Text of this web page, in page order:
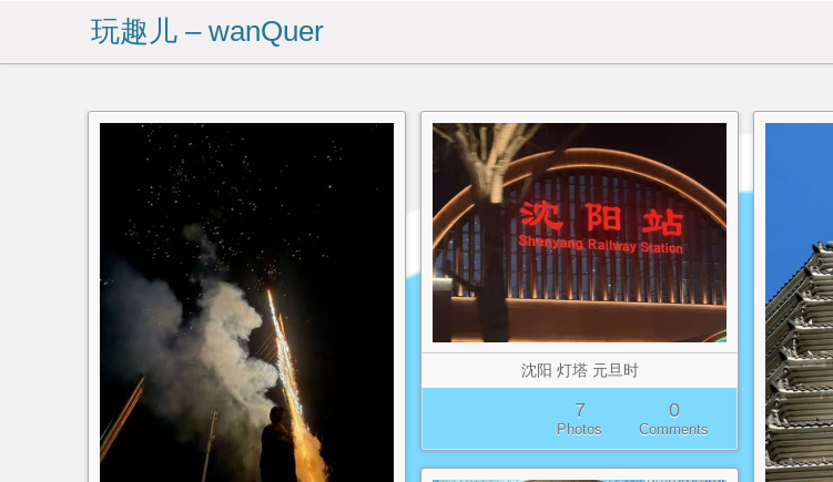
玩趣儿 – wanQuer
沈阳 灯塔 元旦时
7
Photos
0
Comments